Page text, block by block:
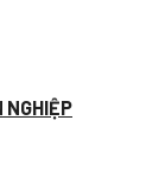
NGHIỆP